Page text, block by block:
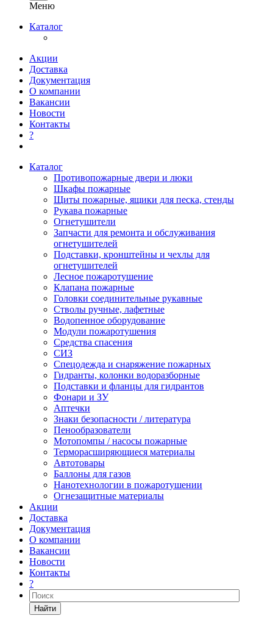
Меню
Каталог
Акции
Доставка
Документация
О компании
Вакансии
Новости
Контакты
?
Каталог
Противопожарные двери и люки
Шкафы пожарные
Щиты пожарные, ящики для песка, стенды
Рукава пожарные
Огнетушители
Запчасти для ремонта и обслуживания
огнетушителей
Подставки, кронштейны и чехлы для
огнетушителей
Лесное пожаротушение
Клапана пожарные
Головки соединительные рукавные
Стволы ручные, лафетные
Водопенное оборудование
Модули пожаротушения
Средства спасения
СИЗ
Спецодежда и снаряжение пожарных
Гидранты, колонки водоразборные
Подставки и фланцы для гидрантов
Фонари и ЗУ
Аптечки
Знаки безопасности / литература
Пенообразователи
Мотопомпы / насосы пожарные
Терморасширяющиеся материалы
Автотовары
Баллоны для газов
Нанотехнологии в пожаротушении
Огнезащитные материалы
Акции
Доставка
Документация
О компании
Вакансии
Новости
Контакты
?
Найти